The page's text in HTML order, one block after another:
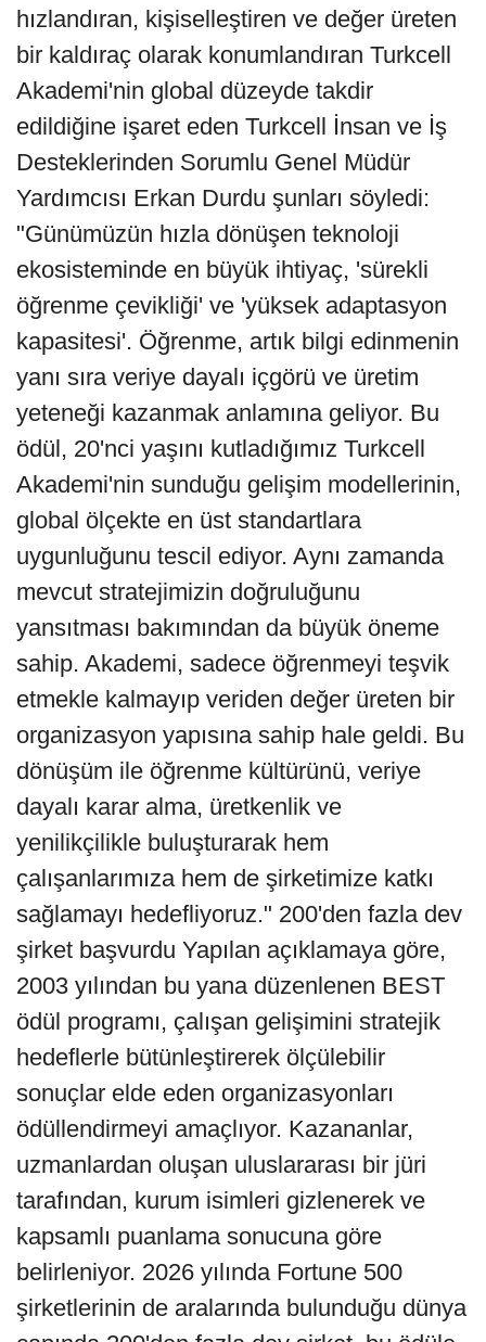
hızlandıran, kişiselleştiren ve değer üreten
bir kaldıraç olarak konumlandıran Turkcell
Akademi'nin global düzeyde takdir
edildiğine işaret eden Turkcell İnsan ve İş
Desteklerinden Sorumlu Genel Müdür
Yardımcısı Erkan Durdu şunları söyledi:
"Günümüzün hızla dönüşen teknoloji
ekosisteminde en büyük ihtiyaç, 'sürekli
öğrenme çevikliği' ve 'yüksek adaptasyon
kapasitesi'. Öğrenme, artık bilgi edinmenin
yanı sıra veriye dayalı içgörü ve üretim
yeteneği kazanmak anlamına geliyor. Bu
ödül, 20'nci yaşını kutladığımız Turkcell
Akademi'nin sunduğu gelişim modellerinin,
global ölçekte en üst standartlara
uygunluğunu tescil ediyor. Aynı zamanda
mevcut stratejimizin doğruluğunu
yansıtması bakımından da büyük öneme
sahip. Akademi, sadece öğrenmeyi teşvik
etmekle kalmayıp veriden değer üreten bir
organizasyon yapısına sahip hale geldi. Bu
dönüşüm ile öğrenme kültürünü, veriye
dayalı karar alma, üretkenlik ve
yenilikçilikle buluşturarak hem
çalışanlarımıza hem de şirketimize katkı
sağlamayı hedefliyoruz." 200'den fazla dev
şirket başvurdu Yapılan açıklamaya göre,
2003 yılından bu yana düzenlenen BEST
ödül programı, çalışan gelişimini stratejik
hedeflerle bütünleştirerek ölçülebilir
sonuçlar elde eden organizasyonları
ödüllendirmeyi amaçlıyor. Kazananlar,
uzmanlardan oluşan uluslararası bir jüri
tarafından, kurum isimleri gizlenerek ve
kapsamlı puanlama sonucuna göre
belirleniyor. 2026 yılında Fortune 500
şirketlerinin de aralarında bulunduğu dünya